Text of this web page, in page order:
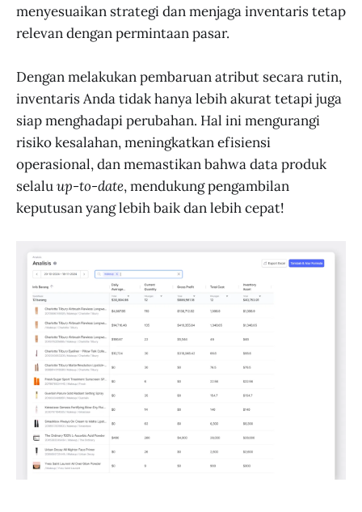
menyesuaikan strategi dan menjaga inventaris tetap
relevan dengan permintaan pasar.
Dengan melakukan pembaruan atribut secara rutin,
inventaris Anda tidak hanya lebih akurat tetapi juga
siap menghadapi perubahan. Hal ini mengurangi
risiko kesalahan, meningkatkan efisiensi
operasional, dan memastikan bahwa data produk
selaluup-to-date, mendukung pengambilan
keputusan yang lebih baik dan lebih cepat!